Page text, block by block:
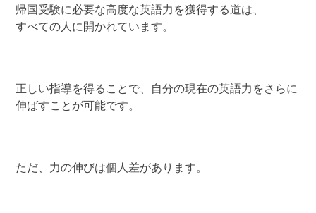
帰国受験に必要な高度な英語力を獲得する道は、
すべての人に開かれています。
正しい指導を得ることで、自分の現在の英語力をさらに
伸ばすことが可能です。
ただ、力の伸びは個人差があります。